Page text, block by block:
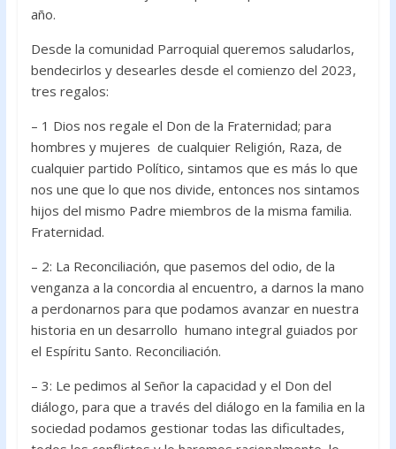
año.
Desde la comunidad Parroquial queremos saludarlos,
bendecirlos y desearles desde el comienzo del 2023,
tres regalos:
– 1 Dios nos regale el Don de la Fraternidad; para
hombres y mujeres de cualquier Religión, Raza, de
cualquier partido Político, sintamos que es más lo que
nos une que lo que nos divide, entonces nos sintamos
hijos del mismo Padre miembros de la misma familia.
Fraternidad.
– 2: La Reconciliación, que pasemos del odio, de la
venganza a la concordia al encuentro, a darnos la mano
a perdonarnos para que podamos avanzar en nuestra
historia en un desarrollo humano integral guiados por
el Espíritu Santo. Reconciliación.
– 3: Le pedimos al Señor la capacidad y el Don del
diálogo, para que a través del diálogo en la familia en la
sociedad podamos gestionar todas las dificultades,